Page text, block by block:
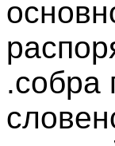
.собра